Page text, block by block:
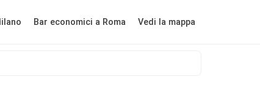
Bar economici a Roma Vedi la mappa